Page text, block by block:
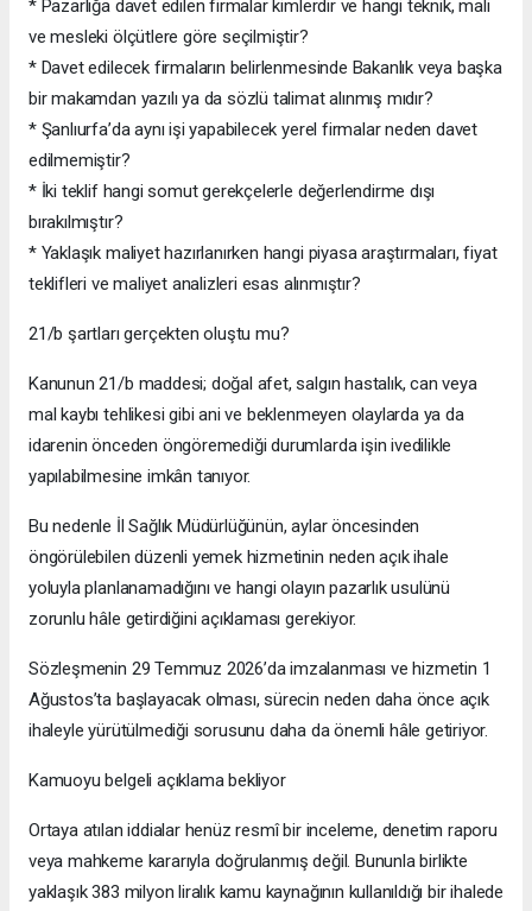
* Pazarlığa davet edilen firmalar kimlerdir ve hangi teknik, mali
ve mesleki ölçütlere göre seçilmiştir?
* Davet edilecek firmaların belirlenmesinde Bakanlık veya başka
bir makamdan yazılı ya da sözlü talimat alınmış mıdır?
* Şanlıurfa’da aynı işi yapabilecek yerel firmalar neden davet
edilmemiştir?
* İki teklif hangi somut gerekçelerle değerlendirme dışı
bırakılmıştır?
* Yaklaşık maliyet hazırlanırken hangi piyasa araştırmaları, fiyat
teklifleri ve maliyet analizleri esas alınmıştır?
21/b şartları gerçekten oluştu mu?
Kanunun 21/b maddesi; doğal afet, salgın hastalık, can veya
mal kaybı tehlikesi gibi ani ve beklenmeyen olaylarda ya da
idarenin önceden öngöremediği durumlarda işin ivedilikle
yapılabilmesine imkân tanıyor.
Bu nedenle İl Sağlık Müdürlüğünün, aylar öncesinden
öngörülebilen düzenli yemek hizmetinin neden açık ihale
yoluyla planlanamadığını ve hangi olayın pazarlık usulünü
zorunlu hâle getirdiğini açıklaması gerekiyor.
Sözleşmenin 29 Temmuz 2026’da imzalanması ve hizmetin 1
Ağustos’ta başlayacak olması, sürecin neden daha önce açık
ihaleyle yürütülmediği sorusunu daha da önemli hâle getiriyor.
Kamuoyu belgeli açıklama bekliyor
Ortaya atılan iddialar henüz resmî bir inceleme, denetim raporu
veya mahkeme kararıyla doğrulanmış değil. Bununla birlikte
yaklaşık 383 milyon liralık kamu kaynağının kullanıldığı bir ihalede